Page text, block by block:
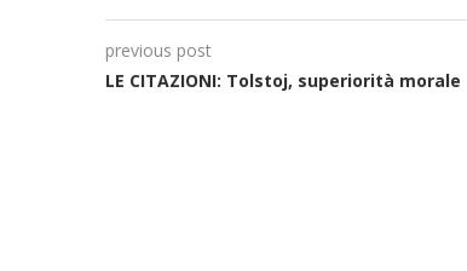
previous post
LE CITAZIONI: Tolstoj, superiorità morale